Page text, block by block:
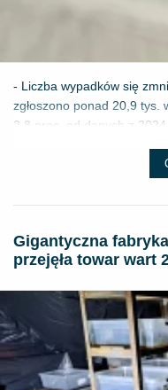
- Liczba wypadków się
zgłoszono ponad 20,9 tys.
2,8 proc. od danych z 2024
Gigantyczna
przejęła towar wart